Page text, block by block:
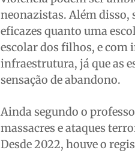
neonazistas. Além disso,
eficazes quanto uma
escolar dos filhos, e com
infraestrutura, já que as
sensação de abandono.
Ainda segundo o
massacres e ataques
Desde 2022, houve o